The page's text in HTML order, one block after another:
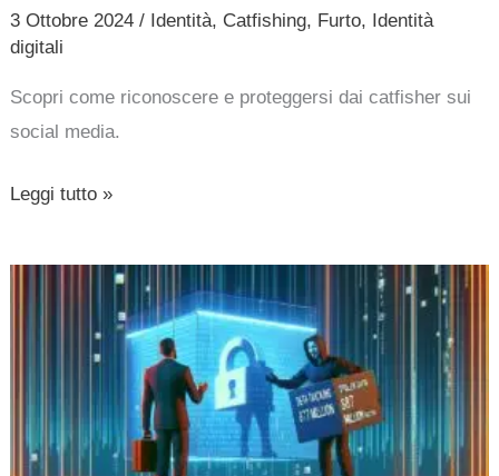
3 Ottobre 2024/ Identità, Catfishing, Furto, Identità
digitali
Scopri come riconoscere e proteggersi dai catfisher sui
social media.
Un
Leggi tutto »
dei
dati